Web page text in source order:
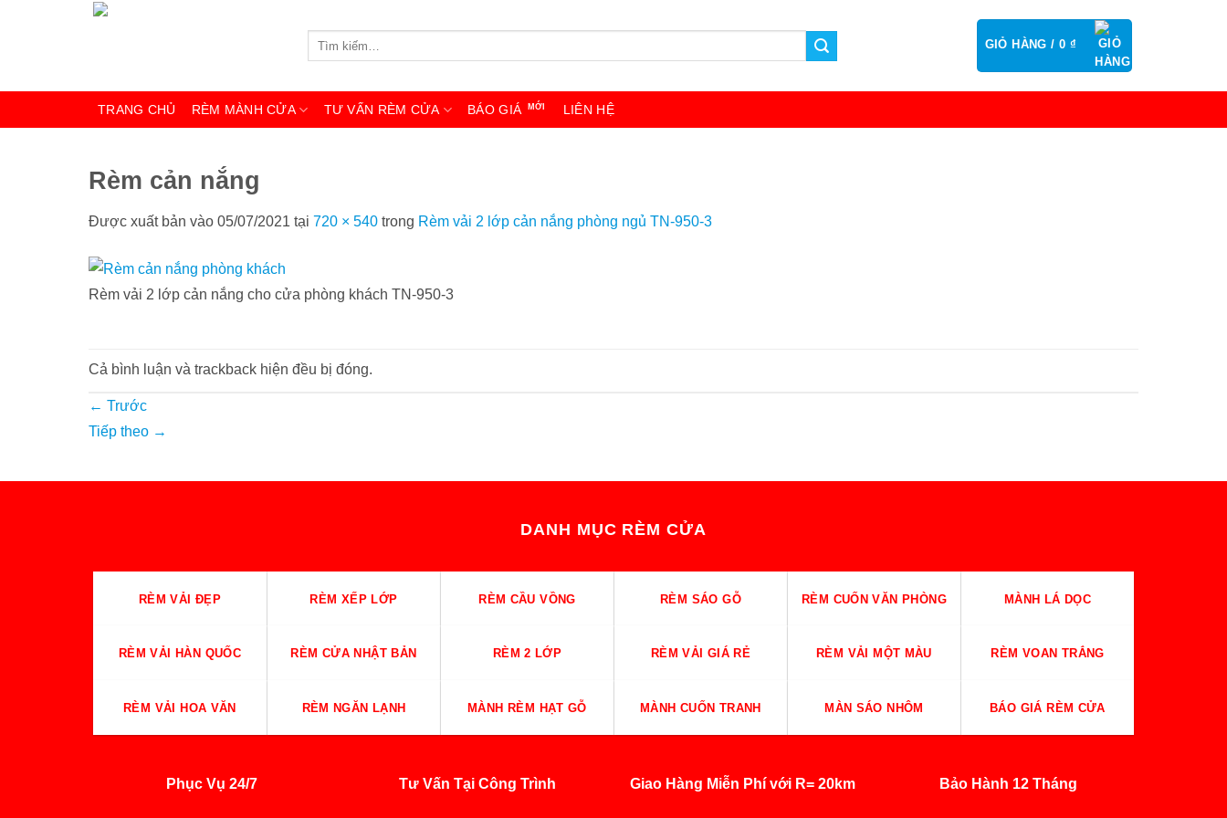
dung
Tìm
kiếm:
GIỎ HÀNG / 0 ₫
TRANG CHỦ RÈM MÀNH CỬA TƯ VẤN RÈM CỬA BÁO GIÁ LIÊN HỆ
Rèm cản nắng
Được xuất bản vào 05/07/2021 tại 720 × 540 trong Rèm vải 2 lớp cản nắng phòng ngủ TN-950-3
Rèm vải 2 lớp cản nắng cho cửa phòng khách TN-950-3
Cả bình luận và trackback hiện đều bị đóng.
← Trước
Tiếp theo →
DANH MỤC RÈM CỬA
RÈM VẢI ĐẸP RÈM XẾP LỚP RÈM CẦU VỒNG RÈM SÁO GỖ RÈM CUỐN VĂN PHÒNG MÀNH LÁ DỌC
RÈM VẢI HÀN QUỐC RÈM CỬA NHẬT BẢN RÈM 2 LỚP RÈM VẢI GIÁ RẺ RÈM VẢI MỘT MÀU RÈM VOAN TRẮNG
RÈM VẢI HOA VĂN RÈM NGĂN LẠNH MÀNH RÈM HẠT GỖ MÀNH CUỐN TRANH MÀN SÁO NHÔM BÁO GIÁ RÈM CỬA
Phục Vụ 24/7 Tư Vấn Tại Công Trình Giao Hàng Miễn Phí với R= 20km Bảo Hành 12 Tháng